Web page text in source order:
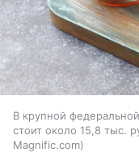
В крупной
стоит около 15,8 тыс.
Magnific.com